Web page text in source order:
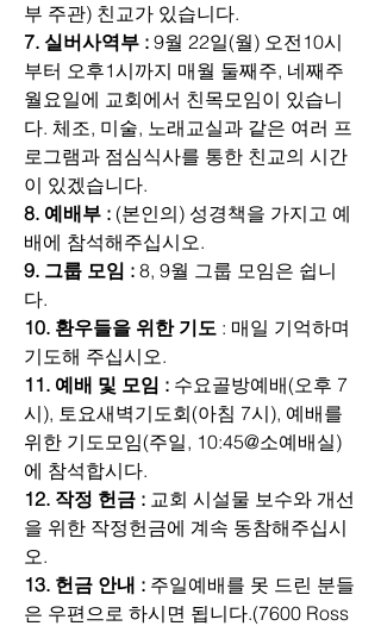
부 주관) 친교가 있습니다.
7. 실버사역부 : 9월 22일(월) 오전10시
부터 오후1시까지 매월 둘째주, 네째주
월요일에 교회에서 친목모임이 있습니
다. 체조, 미술, 노래교실과 같은 여러 프
로그램과 점심식사를 통한 친교의 시간
이 있겠습니다.
8. 예배부 : (본인의) 성경책을 가지고 예
배에 참석해주십시오.
9. 그룹 모임 : 8, 9월 그룹 모임은 쉽니
다.
10. 환우들을 위한 기도 : 매일 기억하며
기도해 주십시오.
11. 예배 및 모임 : 수요골방예배(오후 7
시), 토요새벽기도회(아침 7시), 예배를
위한 기도모임(주일, 10:45@소예배실)
에 참석합시다.
12. 작정 헌금 : 교회 시설물 보수와 개선
을 위한 작정헌금에 계속 동참해주십시
오.
13. 헌금 안내 : 주일예배를 못 드린 분들
은 우편으로 하시면 됩니다.(7600 Ross